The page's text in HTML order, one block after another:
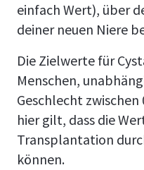
einfach Wert), über
deiner neuen Niere
Die Zielwerte für
Menschen,
Geschlecht
hier gilt, dass die
Transplantation
können.